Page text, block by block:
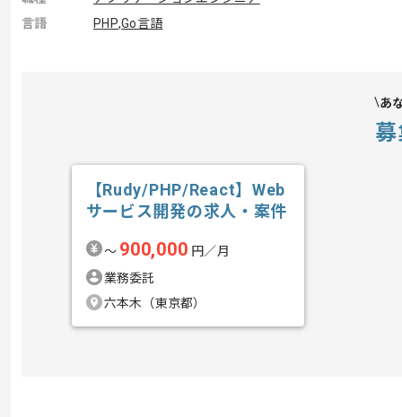
言語
PHP,Go言語
あ
【Rudy/PHP/React】Web
サービス開発の求人・案件
〜 900,000 円／月
業務委託
六本木（東京都）